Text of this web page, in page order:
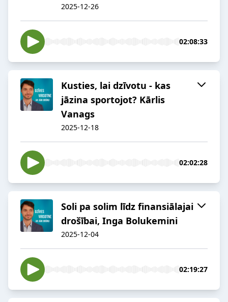
2025-12-26
02:08:33
Kusties, lai dzīvotu - kas
jāzina sportojot? Kārlis
Vanags
2025-12-18
02:02:28
Soli pa solim līdz finansiālajai
drošībai, Inga Bolukemini
2025-12-04
02:19:27